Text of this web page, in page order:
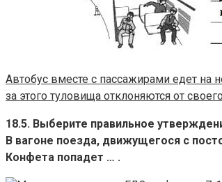
Автобус вместе с пассажирами едет на
за этого туловища отклоняются от
18.5. Выберите правильное
В вагоне поезда, движущегося с
Конфета попадет … .